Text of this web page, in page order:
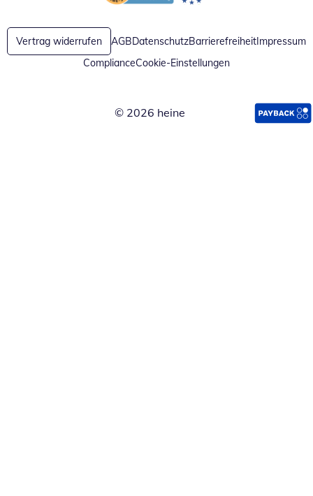
Öffnet in neuem FensterÖffnet in neuem Fenster
Vertrag widerrufen AGBDatenschutzBarrierefreiheitImpressum
ComplianceCookie-Einstellungen
© 2026 heine